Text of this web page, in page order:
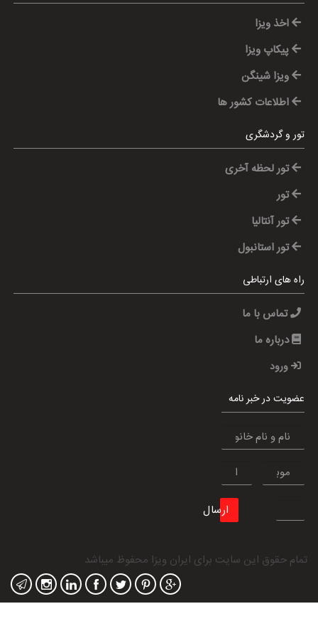
اخذ ویزا
پیکاپ ویزا
ویزا شینگن
اطلاعات کشور ها
تور و گردشگری
تور لحظه آخری
تور
تور آنتالیا
تور استانبول
راه های ارتباطی
تماس با ما
درباره ما
ورود
عضویت در خبر نامه
ارسال
تمام حقوق این سایت برای ایران ویزا محفوظ میباشد